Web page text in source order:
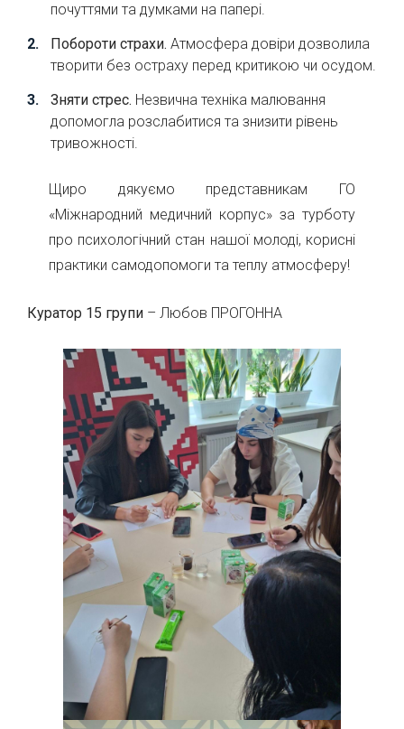
почуттями та думками на папері.
Побороти страхи. Атмосфера довіри дозволила
творити без остраху перед критикою чи осудом.
Зняти стрес. Незвична техніка малювання
допомогла розслабитися та знизити рівень
тривожності.
Щиро дякуємо представникам ГО
«Міжнародний медичний корпус» за турботу
про психологічний стан нашої молоді, корисні
практики самодопомоги та теплу атмосферу!
Куратор 15 групи – Любов ПРОГОННА